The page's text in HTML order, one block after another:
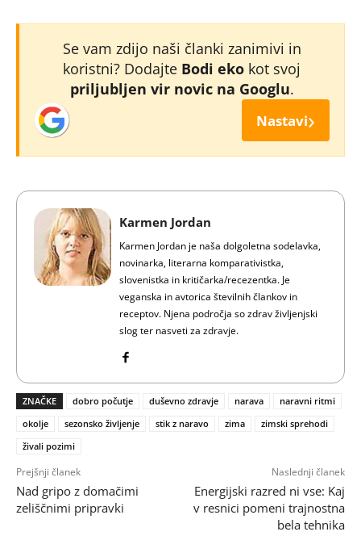
Se vam zdijo naši članki zanimivi in
koristni? Dodajte Bodi eko kot svoj
priljubljen vir novic na Googlu.
Nastavi›
Karmen Jordan
Karmen Jordan je naša dolgoletna sodelavka,
novinarka, literarna komparativistka,
slovenistka in kritičarka/recezentka. Je
veganska in avtorica številnih člankov in
receptov. Njena področja so zdrav življenjski
slog ter nasveti za zdravje.
ZNAČKE dobro počutje duševno zdravje narava
naravni ritmi
okolje
sezonsko življenje stik z naravo zima
zimski sprehodi
živali pozimi
Prejšnji članek
Nad gripo z domačimi
zeliščnimi pripravki
Naslednji članek
Energijski razred ni vse: Kaj
v resnici pomeni trajnostna
bela tehnika